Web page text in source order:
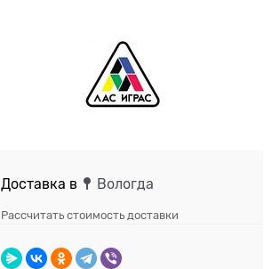
Доставка в Вологда
Рассчитать стоимость доставки